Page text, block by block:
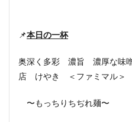
📌本日の一杯
奥深く多彩 濃旨 濃厚な味
店 けやき ＜ファミマル＞
〜もっちりちぢれ麺〜